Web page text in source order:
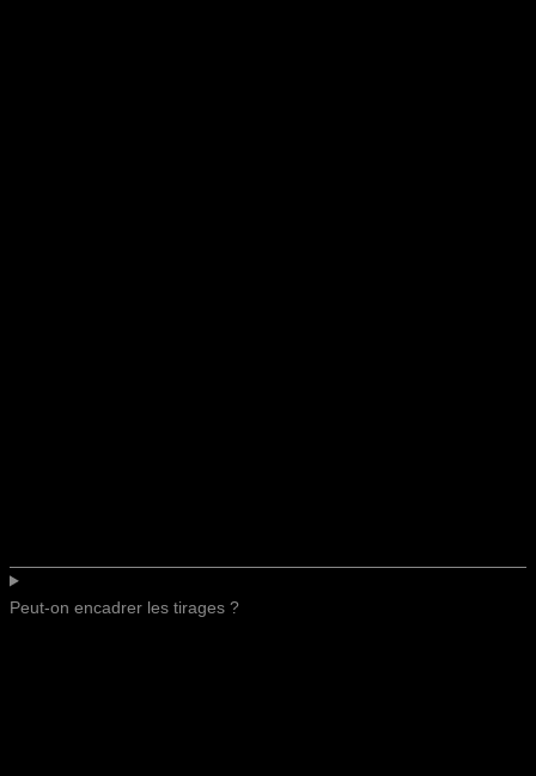
Peut-on encadrer les tirages ?